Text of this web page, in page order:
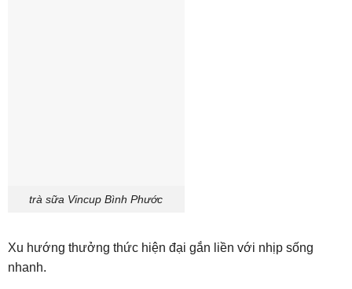
trà sữa Vincup Bình Phước
Xu hướng thưởng thức hiện đại gắn liền với nhịp sống
nhanh.